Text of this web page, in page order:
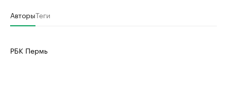
АвторыТеги
РБК Пермь